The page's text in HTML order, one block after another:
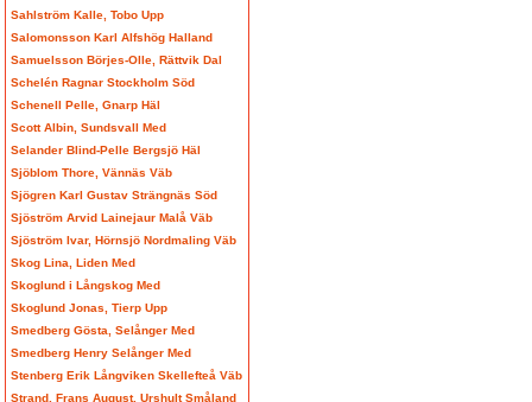
Sahlström Kalle, Tobo Upp
Salomonsson Karl Alfshög Halland
Samuelsson Börjes-Olle, Rättvik Dal
Schelén Ragnar Stockholm Söd
Schenell Pelle, Gnarp Häl
Scott Albin, Sundsvall Med
Selander Blind-Pelle Bergsjö Häl
Sjöblom Thore, Vännäs Väb
Sjögren Karl Gustav Strängnäs Söd
Sjöström Arvid Lainejaur Malå Väb
Sjöström Ivar, Hörnsjö Nordmaling Väb
Skog Lina, Liden Med
Skoglund i Långskog Med
Skoglund Jonas, Tierp Upp
Smedberg Gösta, Selånger Med
Smedberg Henry Selånger Med
Stenberg Erik Långviken Skellefteå Väb
Strand, Frans August, Urshult Småland